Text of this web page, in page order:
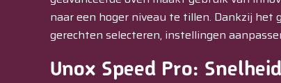
naar een hoger niveau te tillen. Dankzij
gerechten selecteren, instellingen
Unox Speed Pro: